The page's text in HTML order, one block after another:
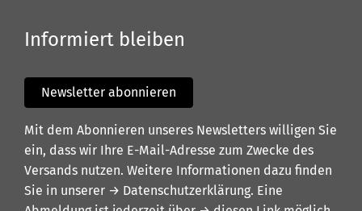
Informiert bleiben
Newsletter abonnieren
Mit dem Abonnieren unseres Newsletters willigen Sie
ein, dass wir Ihre E-Mail-Adresse zum Zwecke des
Versands nutzen. Weitere Informationen dazu finden
Sie in unserer → Datenschutzerklärung. Eine